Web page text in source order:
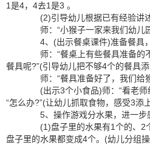
1是4，4去1是3 。
(2)引导幼儿根据已有经验讲述
师：“小猴子一家来我们幼儿
4、(出示餐桌课件)准备餐具，
师：“餐桌上有些餐具准备的
餐具呢?”(引导幼儿把不够4个的餐具
师：“餐具准备好了，我们给
(出示3个小食品)师：“看老师
“怎么办?”(让幼儿抓取食物，感受3添
5、操作游戏分水果，进一步
(1)盘子里的水果有1个的、2
盘子里的水果都变成4个。(幼儿分组